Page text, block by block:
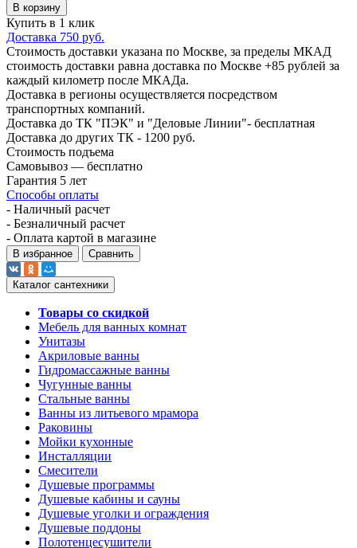
В корзину
Купить в 1 клик
Доставка 750 руб.
Стоимость доставки указана по Москве, за пределы МКАД
стоимость доставки равна доставка по Москве +85 рублей за
каждый километр после МКАДа.
Доставка в регионы осуществляется посредством
транспортных компаний.
Доставка до ТК "ПЭК" и "Деловые Линии"- бесплатная
Доставка до других ТК - 1200 руб.
Стоимость подъема
Самовывоз — бесплатно
Гарантия 5 лет
Способы оплаты
- Наличный расчет
- Безналичный расчет
- Оплата картой в магазине
В избранное Сравнить
Каталог сантехники
Товары со скидкой
Мебель для ванных комнат
Унитазы
Акриловые ванны
Гидромассажные ванны
Чугунные ванны
Стальные ванны
Ванны из литьевого мрамора
Раковины
Мойки кухонные
Инсталляции
Смесители
Душевые программы
Душевые кабины и сауны
Душевые уголки и ограждения
Душевые поддоны
Полотенцесушители